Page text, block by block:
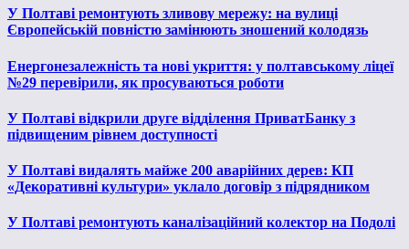
У Полтаві ремонтують зливову мережу: на вулиці
Європейській повністю замінюють зношений колодязь
Енергонезалежність та нові укриття: у полтавському ліцеї
№29 перевірили, як просуваються роботи
У Полтаві відкрили друге відділення ПриватБанку з
підвищеним рівнем доступності
У Полтаві видалять майже 200 аварійних дерев: КП
«Декоративні культури» уклало договір з підрядником
У Полтаві ремонтують каналізаційний колектор на Подолі